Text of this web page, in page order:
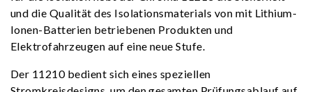
und die Qualität des Isolationsmaterials von mit Lithium-
Ionen-Batterien betriebenen Produkten und
Elektrofahrzeugen auf eine neue Stufe.
Der 11210 bedient sich eines speziellen